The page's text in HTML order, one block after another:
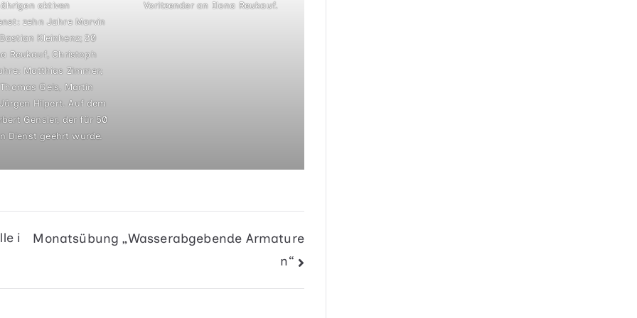
aktiven
zehn Jahre Marvin
Kleinhenz; 20
Reukauf, Christoph
Matthias Zimmer;
Geis, Martin
Hilpert. Auf dem
Gensler, der für 50
Dienst geehrt wurde.
Voritzender an Ilona Reukauf.
i
Monatsübung „Wasserabgebende Armature
n“